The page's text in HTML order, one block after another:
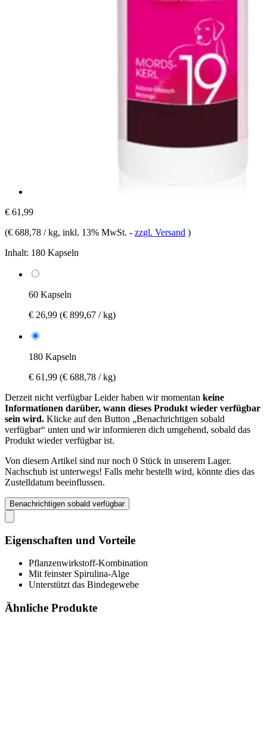
€ 61,99
(€ 688,78 / kg, inkl. 13% MwSt. - zzgl. Versand )
Inhalt: 180 Kapseln
60 Kapseln
€ 26,99 (€ 899,67 / kg)
180 Kapseln
€ 61,99 (€ 688,78 / kg)
Derzeit nicht verfügbarLeider haben wir momentan keine
Informationen darüber, wann dieses Produkt wieder verfügbar
sein wird. Klicke auf den Button „Benachrichtigen sobald
verfügbar“ unten und wir informieren dich umgehend, sobald das
Produkt wieder verfügbar ist.
Von diesem Artikel sind nur noch 0 Stück in unserem Lager.
Nachschub ist unterwegs! Falls mehr bestellt wird, könnte dies das
Zustelldatum beeinflussen.
Benachrichtigen sobald verfügbar
Eigenschaften und Vorteile
Pflanzenwirkstoff-Kombination
Mit feinster Spirulina-Alge
Unterstützt das Bindegewebe
Ähnliche Produkte